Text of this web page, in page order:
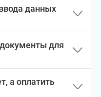
данных
для
а оплатить